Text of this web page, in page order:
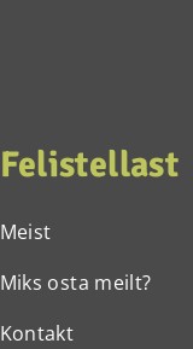
Felistellast
Meist
Miks osta meilt?
Kontakt